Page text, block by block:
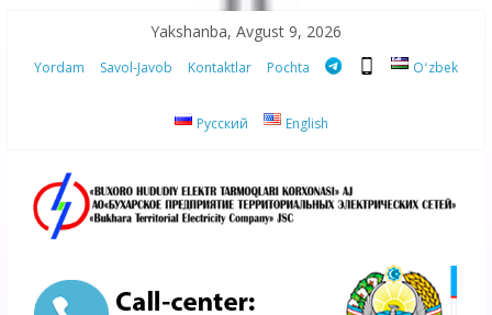
content
Yakshanba, Avgust 9, 2026
Yordam Savol-Javob Kontaktlar Pochta Oʻzbek
Русский English
“Buxoro